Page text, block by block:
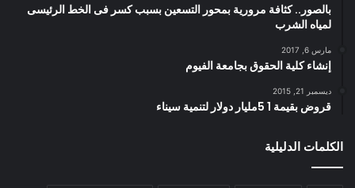
بالصور.. كثافة مرورية بمحور التسعين بسبب كسر فى الخط الرئيسى
لمياه الشرب
مارس 6, 2017
إنشاء كلية الحقوق بجامعة الفيوم
ديسمبر 21, 2015
قروض بقيمة 1 5مليار دولار لتنمية سيناء
الكلمات الدليلية